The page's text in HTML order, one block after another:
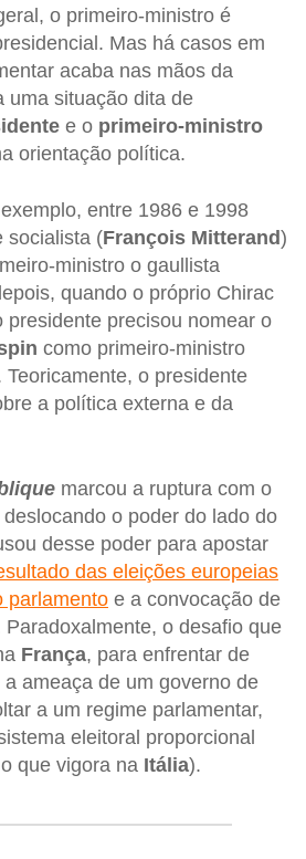
o primeiro-ministro é
Mas há casos em
acaba nas mãos da
uma situação dita de
e o primeiro-ministro
orientação política.
entre 1986 e 1998
socialista (François Mitterand)
ministro o gaullista
quando o próprio Chirac
presidente precisou nomear o
como primeiro-ministro
o presidente
a política externa e da
marcou a ruptura com o
o poder do lado do
desse poder para apostar
das eleições europeias
parlamento e a convocação de
o desafio que
França, para enfrentar de
ameaça de um governo de
a um regime parlamentar,
eleitoral proporcional
que vigora na Itália).